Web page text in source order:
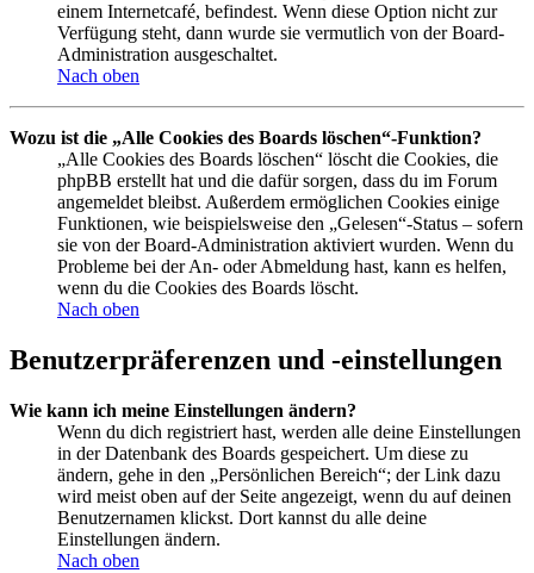
einem Internetcafé, befindest. Wenn diese Option nicht zur
Verfügung steht, dann wurde sie vermutlich von der Board-
Administration ausgeschaltet.
Nach oben
Wozu ist die „Alle Cookies des Boards löschen“-Funktion?
„Alle Cookies des Boards löschen“ löscht die Cookies, die
phpBB erstellt hat und die dafür sorgen, dass du im Forum
angemeldet bleibst. Außerdem ermöglichen Cookies einige
Funktionen, wie beispielsweise den „Gelesen“-Status – sofern
sie von der Board-Administration aktiviert wurden. Wenn du
Probleme bei der An- oder Abmeldung hast, kann es helfen,
wenn du die Cookies des Boards löscht.
Nach oben
Benutzerpräferenzen und -einstellungen
Wie kann ich meine Einstellungen ändern?
Wenn du dich registriert hast, werden alle deine Einstellungen
in der Datenbank des Boards gespeichert. Um diese zu
ändern, gehe in den „Persönlichen Bereich“; der Link dazu
wird meist oben auf der Seite angezeigt, wenn du auf deinen
Benutzernamen klickst. Dort kannst du alle deine
Einstellungen ändern.
Nach oben